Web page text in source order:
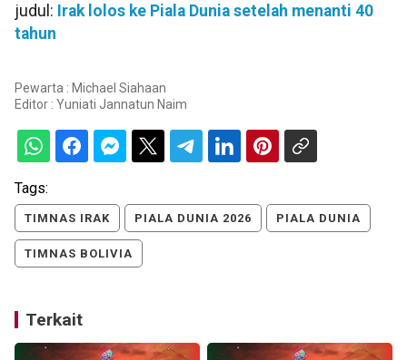
judul: Irak lolos ke Piala Dunia setelah menanti 40
tahun
Pewarta : Michael Siahaan
Editor : Yuniati Jannatun Naim
Tags:
TIMNAS IRAK PIALA DUNIA 2026 PIALA DUNIA
TIMNAS BOLIVIA
Terkait